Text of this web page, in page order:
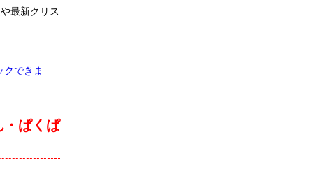
最新クリス
クできま
・ぱくぱ